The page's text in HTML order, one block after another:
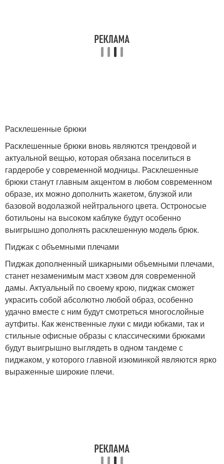
Расклешенные брюки
Расклешенные брюки вновь являются трендовой и
актуальной вещью, которая обязана поселиться в
гардеробе у современной модницы. Расклешенные
брюки станут главным акцентом в любом современном
образе, их можно дополнить жакетом, блузкой или
базовой водолазкой нейтрального цвета. Остроносые
ботильоны на высоком каблуке будут особенно
выигрышно дополнять расклешенную модель брюк.
Пиджак с объемными плечами
Пиджак дополненный шикарными объемными плечами,
станет незаменимым маст хэвом для современной
дамы. Актуальный по своему крою, пиджак сможет
украсить собой абсолютно любой образ, особенно
удачно вместе с ним будут смотреться многослойные
аутфиты. Как женственные луки с миди юбками, так и
стильные офисные образы с классическими брюками
будут выигрышно выглядеть в одном тандеме с
пиджаком, у которого главной изюминкой являются ярко
выраженные широкие плечи.